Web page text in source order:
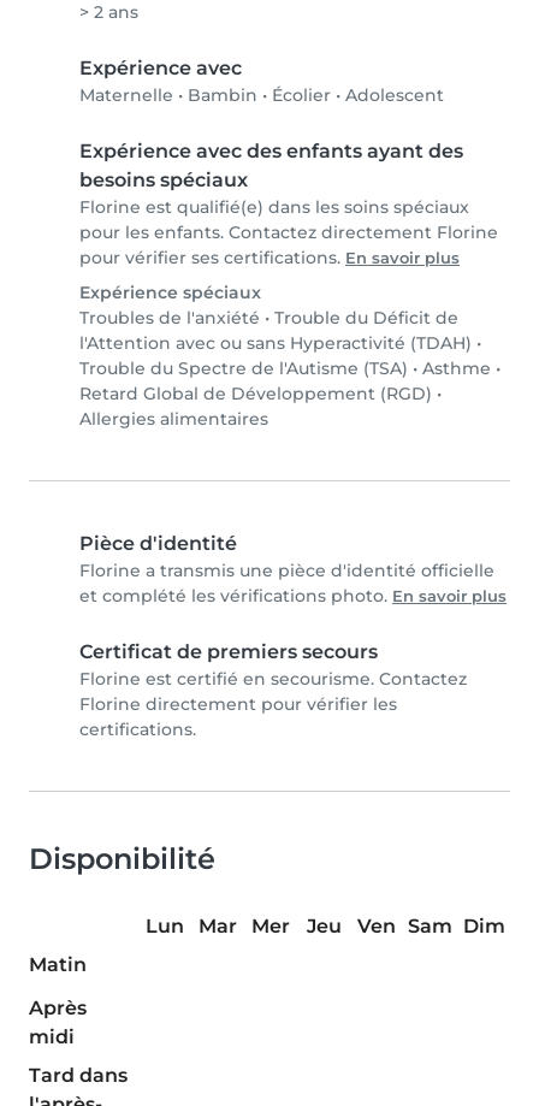
> 2 ans
Expérience avec
Maternelle • Bambin • Écolier • Adolescent
Expérience avec des enfants ayant des
besoins spéciaux
Florine est qualifié(e) dans les soins spéciaux
pour les enfants. Contactez directement Florine
pour vérifier ses certifications. En savoir plus
Expérience spéciaux
Troubles de l'anxiété • Trouble du Déficit de
l'Attention avec ou sans Hyperactivité (TDAH) •
Trouble du Spectre de l'Autisme (TSA) • Asthme •
Retard Global de Développement (RGD) •
Allergies alimentaires
Pièce d'identité
Florine a transmis une pièce d'identité officielle
et complété les vérifications photo. En savoir plus
Certificat de premiers secours
Florine est certifié en secourisme. Contactez
Florine directement pour vérifier les
certifications.
Disponibilité
Lun Mar Mer Jeu Ven Sam Dim
Matin
Après
midi
Tard dans